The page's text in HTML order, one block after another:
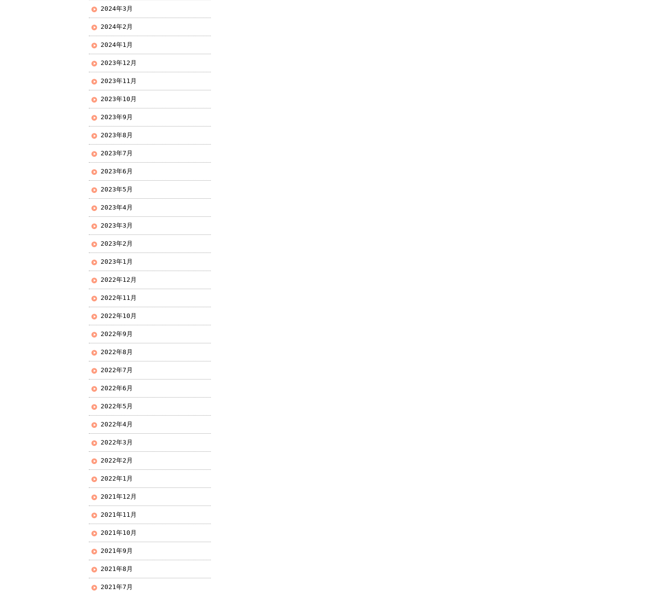
2024年3月
2024年2月
2024年1月
2023年12月
2023年11月
2023年10月
2023年9月
2023年8月
2023年7月
2023年6月
2023年5月
2023年4月
2023年3月
2023年2月
2023年1月
2022年12月
2022年11月
2022年10月
2022年9月
2022年8月
2022年7月
2022年6月
2022年5月
2022年4月
2022年3月
2022年2月
2022年1月
2021年12月
2021年11月
2021年10月
2021年9月
2021年8月
2021年7月